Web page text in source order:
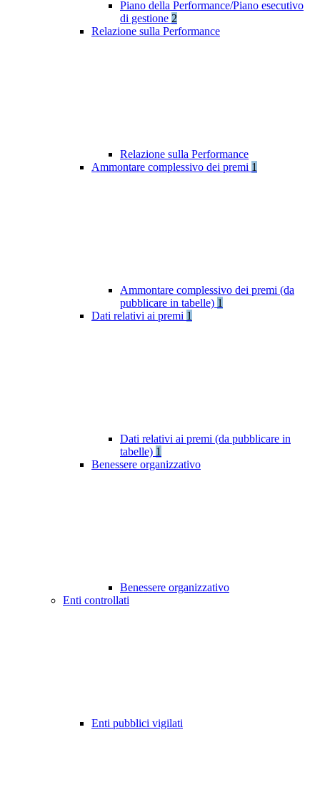
Piano della Performance/Piano esecutivo
di gestione 2
Relazione sulla Performance
Relazione sulla Performance
Ammontare complessivo dei premi 1
Ammontare complessivo dei premi (da
pubblicare in tabelle) 1
Dati relativi ai premi 1
Dati relativi ai premi (da pubblicare in
tabelle) 1
Benessere organizzativo
Benessere organizzativo
Enti controllati
Enti pubblici vigilati